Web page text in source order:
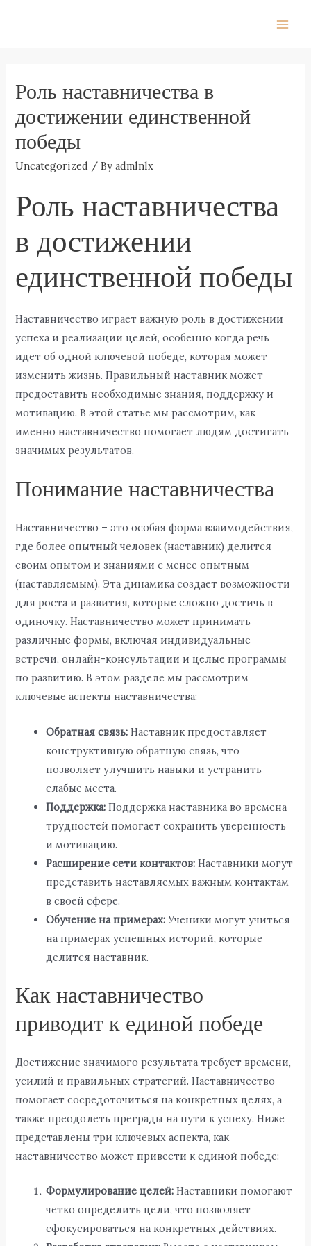
Роль наставничества в
достижении единственной
победы
Uncategorized / Byadmlnlx
Роль наставничества
в достижении
единственной победы
Наставничество играет важную роль в достижении
успеха и реализации целей, особенно когда речь
идет об одной ключевой победе, которая может
изменить жизнь. Правильный наставник может
предоставить необходимые знания, поддержку и
мотивацию. В этой статье мы рассмотрим, как
именно наставничество помогает людям достигать
значимых результатов.
Понимание наставничества
Наставничество – это особая форма взаимодействия,
где более опытный человек (наставник) делится
своим опытом и знаниями с менее опытным
(наставляемым). Эта динамика создает возможности
для роста и развития, которые сложно достичь в
одиночку. Наставничество может принимать
различные формы, включая индивидуальные
встречи, онлайн-консультации и целые программы
по развитию. В этом разделе мы рассмотрим
ключевые аспекты наставничества:
Обратная связь: Наставник предоставляет
конструктивную обратную связь, что
позволяет улучшить навыки и устранить
слабые места.
Поддержка: Поддержка наставника во времена
трудностей помогает сохранить уверенность
и мотивацию.
Расширение сети контактов: Наставники могут
представить наставляемых важным контактам
в своей сфере.
Обучение на примерах: Ученики могут учиться
на примерах успешных историй, которые
делится наставник.
Как наставничество
приводит к единой победе
Достижение значимого результата требует времени,
усилий и правильных стратегий. Наставничество
помогает сосредоточиться на конкретных целях, а
также преодолеть преграды на пути к успеху. Ниже
представлены три ключевых аспекта, как
наставничество может привести к единой победе:
Формулирование целей: Наставники помогают
четко определить цели, что позволяет
сфокусироваться на конкретных действиях.